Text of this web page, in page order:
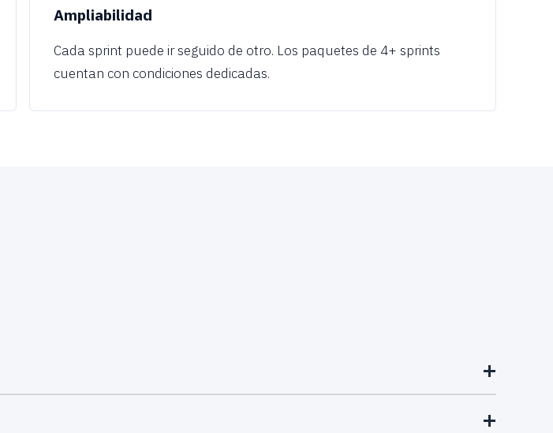
Ampliabilidad
Cada sprint puede ir seguido de otro. Los paquetes de 4+ sprints
cuentan con condiciones dedicadas.